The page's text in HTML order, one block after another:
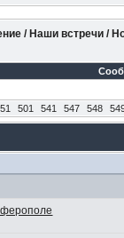
/ Наши встречи /
501 541 547 548